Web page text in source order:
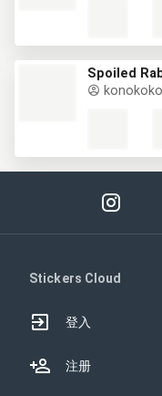
Spoiled
konokoko
Stickers Cloud
登入
注册